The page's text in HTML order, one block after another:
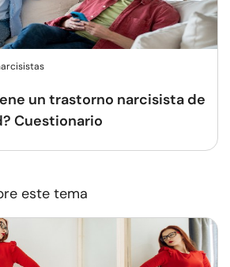
un trastorno narcisista de
Cuestionario
este tema